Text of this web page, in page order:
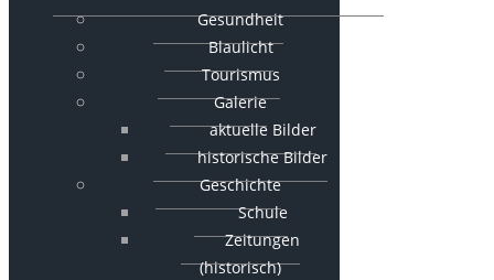
Gesundheit
Blaulicht
Tourismus
Galerie
aktuelle Bilder
historische Bilder
Geschichte
Schule
Zeitungen
(historisch)